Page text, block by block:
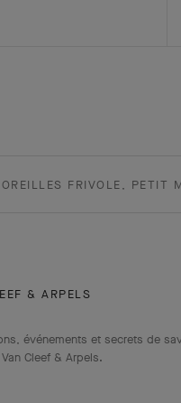
FRIVOLE,
& ARPELS
événements et secrets de
Cleef & Arpels​.